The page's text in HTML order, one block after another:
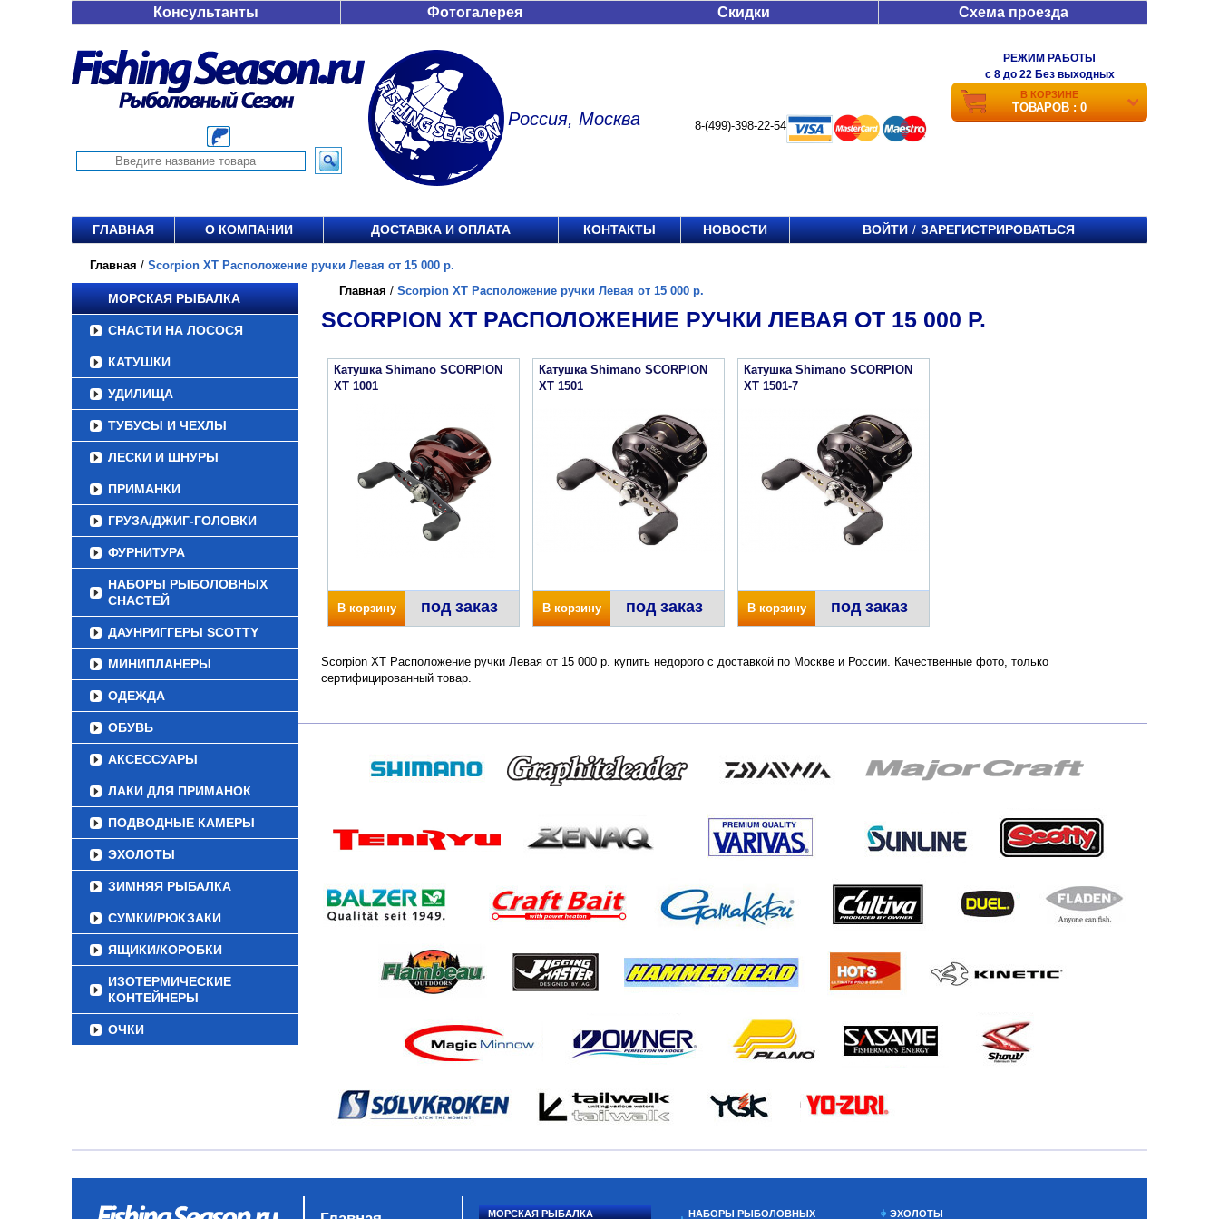
Консультанты Фотогалерея Скидки Схема проезда
Россия, Москва 8-(499)-398-22-54
РЕЖИМ РАБОТЫ
c 8 до 22 Без выходных
В КОРЗИНЕ
ТОВАРОВ : 0
ГЛАВНАЯ О КОМПАНИИ ДОСТАВКА И ОПЛАТА КОНТАКТЫ НОВОСТИ ВОЙТИ / ЗАРЕГИСТРИРОВАТЬСЯ
Главная / Scorpion XT Расположение ручки Левая от 15 000 р.
МОРСКАЯ РЫБАЛКА
СНАСТИ НА ЛОСОСЯ
КАТУШКИ
УДИЛИЩА
ТУБУСЫ И ЧЕХЛЫ
ЛЕСКИ И ШНУРЫ
ПРИМАНКИ
ГРУЗА/ДЖИГ-ГОЛОВКИ
ФУРНИТУРА
НАБОРЫ РЫБОЛОВНЫХ
СНАСТЕЙ
ДАУНРИГГЕРЫ SCOTTY
МИНИПЛАНЕРЫ
ОДЕЖДА
ОБУВЬ
АКСЕССУАРЫ
ЛАКИ ДЛЯ ПРИМАНОК
ПОДВОДНЫЕ КАМЕРЫ
ЭХОЛОТЫ
ЗИМНЯЯ РЫБАЛКА
СУМКИ/РЮКЗАКИ
ЯЩИКИ/КОРОБКИ
ИЗОТЕРМИЧЕСКИЕ
КОНТЕЙНЕРЫ
ОЧКИ
Главная / Scorpion XT Расположение ручки Левая от 15 000 р.
SCORPION XT РАСПОЛОЖЕНИЕ РУЧКИ ЛЕВАЯ ОТ 15 000 Р.
Катушка Shimano SCORPION
XT 1001
В корзину под заказ
Катушка Shimano SCORPION
XT 1501
В корзину под заказ
Катушка Shimano SCORPION
XT 1501-7
В корзину под заказ
Scorpion XT Расположение ручки Левая от 15 000 р. купить недорого с доставкой по Москве и России. Качественные фото, только
сертифицированный товар.
МОРСКАЯ РЫБАЛКА НАБОРЫ РЫБОЛОВНЫХ ЭХОЛОТЫ